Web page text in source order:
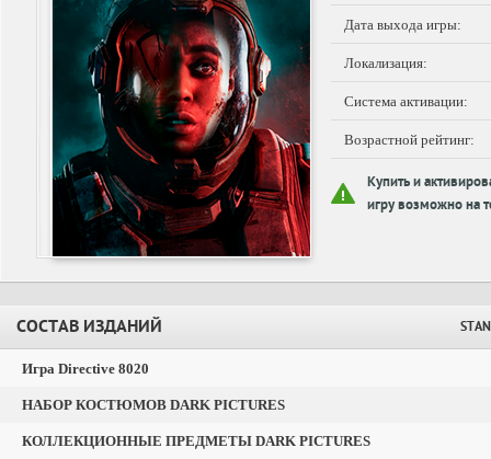
Дата выхода игры:
Локализация:
Система активации:
Возрастной рейтинг:
Купить и
игру возможно на
СОСТАВ ИЗДАНИЙ
Игра Directive 8020
НАБОР КОСТЮМОВ DARK PICTURES
КОЛЛЕКЦИОННЫЕ ПРЕДМЕТЫ DARK PICTURES